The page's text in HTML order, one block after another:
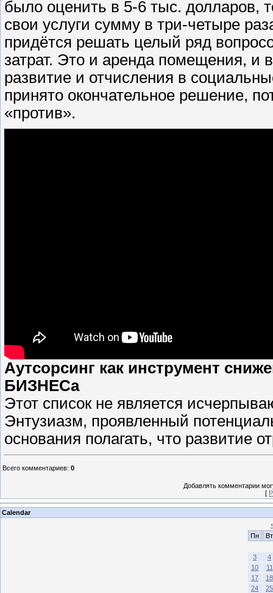
было оценить в 5-6 тыс. долларов,
свои услуги сумму в три-четыре
придётся решать целый ряд
затрат. Это и аренда помещения, и
развитие и отчисления в
принято окончательное решение,
«против».
Аутсорсинг как инструмент
БИЗНЕСа
Этот список не является
Энтузиазм, проявленный
основания полагать, что развитие
Всего комментариев: 0
Добавлять комментарии
[
Calendar
Пн
Вт
3
4
10
11
17
18
24
25